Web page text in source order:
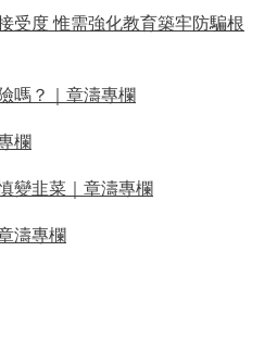
受度 惟需強化教育築牢防騙根
嗎？｜章濤專欄
欄
變韭菜｜章濤專欄
濤專欄